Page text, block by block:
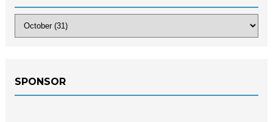
SPONSOR